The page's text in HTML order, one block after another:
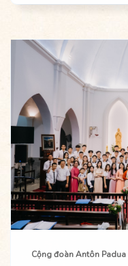
Cộng đoàn Antôn Padua